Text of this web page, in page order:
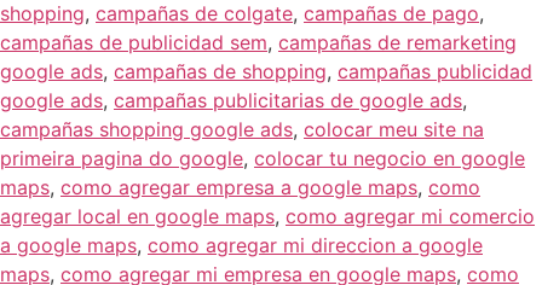
shopping, campañas de colgate, campañas de pago,
campañas de publicidad sem, campañas de remarketing
google ads, campañas de shopping, campañas publicidad
google ads, campañas publicitarias de google ads,
campañas shopping google ads, colocar meu site na
primeira pagina do google, colocar tu negocio en google
maps, como agregar empresa a google maps, como
agregar local en google maps, como agregar mi comercio
a google maps, como agregar mi direccion a google
maps, como agregar mi empresa en google maps, como